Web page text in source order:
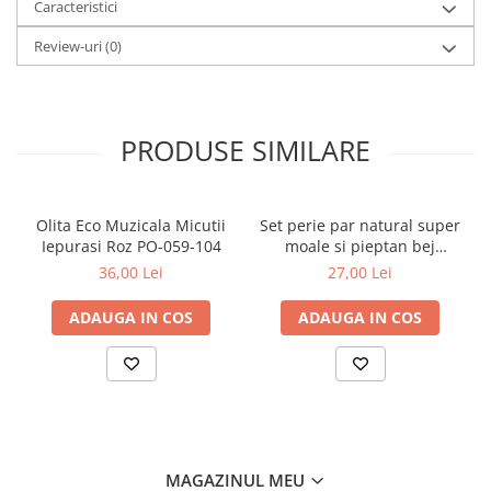
Mese de infasat pliabile
Mese de infasat Ultra Light 50x70
Sisteme de siguranta copii
Carusele patut
Centre de activitati
Jucarii bip-bip si chitaitoare
Jucarii de agatat
Jucarii de atasament
vârfurile rotunjite previn tăieturile accidentale
fabricata din otel inoxidabil
va ajuta să tăiați unghiile bebelușului în siguranță
Caracteristici
Review-uri(0)
PRODUSE SIMILARE
Olita Eco Muzicala Micutii
Iepurasi Roz PO-059-104
36,00 Lei
ADAUGA IN COS
Set perie par natural super
moale si pieptan bej
Babyono 568/03
27,00 Lei
ADAUGA IN COS
MAGAZINUL MEU